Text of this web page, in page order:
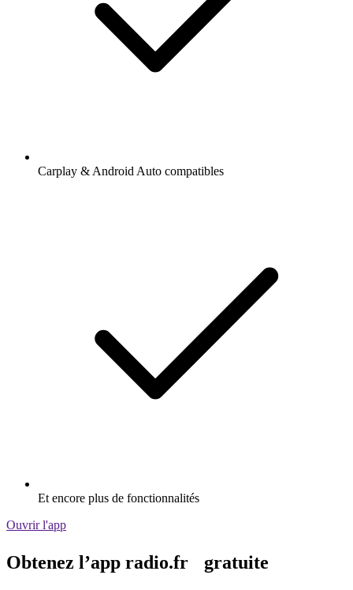
Carplay & Android Auto compatibles
Et encore plus de fonctionnalités
Ouvrir l'app
Obtenez l’app radio.fr gratuite